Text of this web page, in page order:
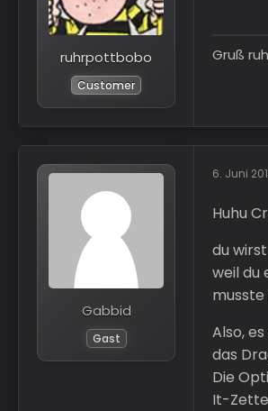
ruhrpottbobo
Customer
Gruß
Gabbid
Gast
6. Juni
Huhu
du
weil du
Also,
das
Die
It-